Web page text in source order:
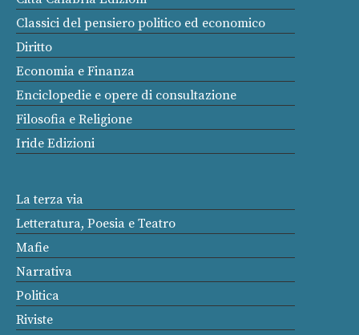
Classici del pensiero politico ed economico
Diritto
Economia e Finanza
Enciclopedie e opere di consultazione
Filosofia e Religione
Iride Edizioni
La terza via
Letteratura, Poesia e Teatro
Mafie
Narrativa
Politica
Riviste